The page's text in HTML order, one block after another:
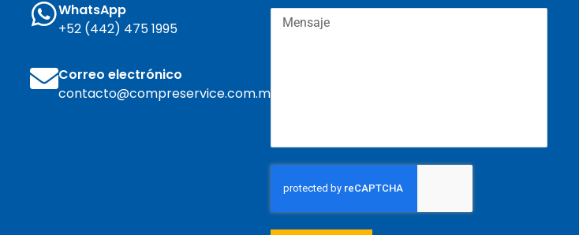
WhatsApp
+52 (442) 475 1995
Correo electrónico
contacto@compreservice.com.mx